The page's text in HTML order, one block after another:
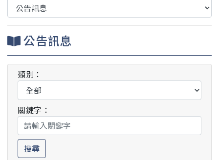
公告訊息
類別：
關鍵字：
搜尋